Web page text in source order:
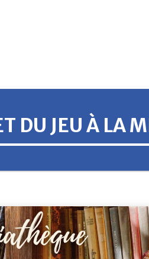
DU JEU À LA